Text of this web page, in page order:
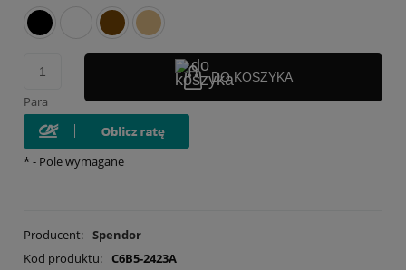
Para
DO KOSZYKA
*- Pole wymagane
Producent: Spendor
Kod produktu: C6B5-2423A